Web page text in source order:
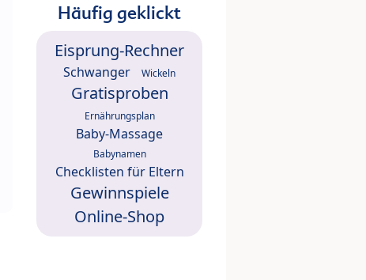
Häufig geklickt
Eisprung-Rechner
Schwanger Wickeln
Gratisproben
Ernährungsplan
Baby-Massage
Babynamen
Checklisten für Eltern
Gewinnspiele
Online-Shop